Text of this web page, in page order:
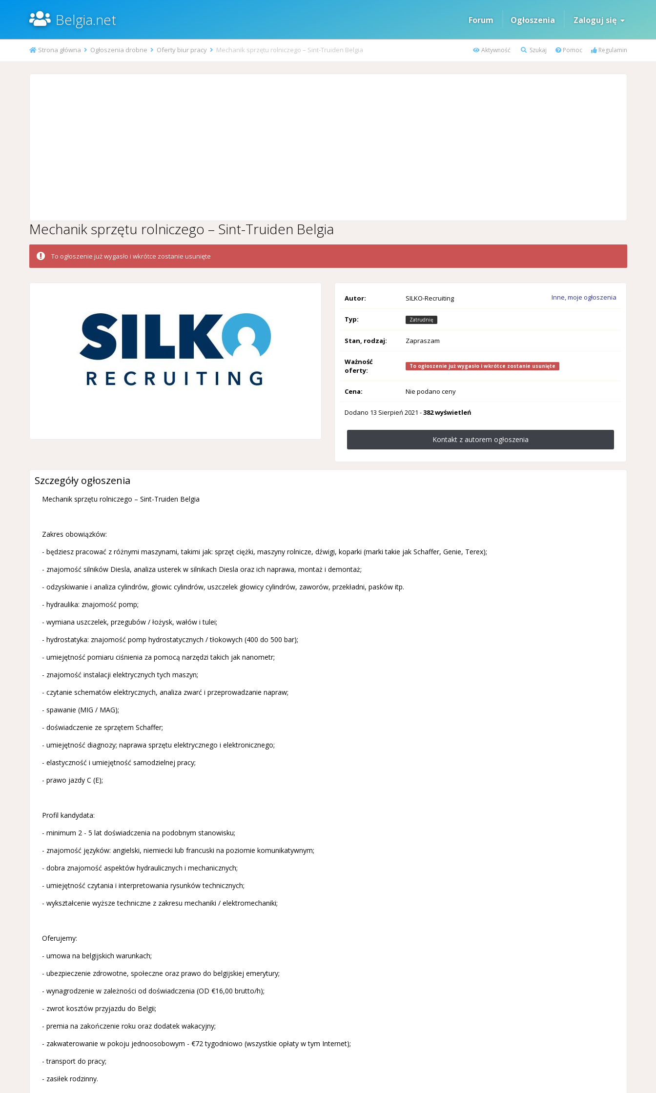
Belgia.net Forum Ogłoszenia Zaloguj się
Aktywność Szukaj Pomoc Regulamin
Strona główna Ogłoszenia drobne Oferty biur pracy Mechanik sprzętu rolniczego – Sint-Truiden Belgia
Mechanik sprzętu rolniczego – Sint-Truiden Belgia
To ogłoszenie już wygasło i wkrótce zostanie usunięte
Autor: SILKO-Recruiting Inne, moje ogłoszenia
Typ: Zatrudnię
Stan, rodzaj: Zapraszam
Ważność
oferty:
To ogłoszenie już wygasło i wkrótce zostanie usunięte
Cena: Nie podano ceny
Dodano 13 Sierpień 2021 -382 wyświetleń
Kontakt z autorem ogłoszenia
Szczegóły ogłoszenia
Mechanik sprzętu rolniczego – Sint-Truiden Belgia
Zakres obowiązków:
- będziesz pracować z różnymi maszynami, takimi jak: sprzęt ciężki, maszyny rolnicze, dźwigi, koparki (marki takie jak Schaffer, Genie, Terex);
- znajomość silników Diesla, analiza usterek w silnikach Diesla oraz ich naprawa, montaż i demontaż;
- odzyskiwanie i analiza cylindrów, głowic cylindrów, uszczelek głowicy cylindrów, zaworów, przekładni, pasków itp.
- hydraulika: znajomość pomp;
- wymiana uszczelek, przegubów / łożysk, wałów i tulei;
- hydrostatyka: znajomość pomp hydrostatycznych / tłokowych (400 do 500 bar);
- umiejętność pomiaru ciśnienia za pomocą narzędzi takich jak nanometr;
- znajomość instalacji elektrycznych tych maszyn;
- czytanie schematów elektrycznych, analiza zwarć i przeprowadzanie napraw;
- spawanie (MIG / MAG);
- doświadczenie ze sprzętem Schaffer;
- umiejętność diagnozy; naprawa sprzętu elektrycznego i elektronicznego;
- elastyczność i umiejętność samodzielnej pracy;
- prawo jazdy C (E);
Profil kandydata:
- minimum 2 - 5 lat doświadczenia na podobnym stanowisku;
- znajomość języków: angielski, niemiecki lub francuski na poziomie komunikatywnym;
- dobra znajomość aspektów hydraulicznych i mechanicznych;
- umiejętność czytania i interpretowania rysunków technicznych;
- wykształcenie wyższe techniczne z zakresu mechaniki / elektromechaniki;
Oferujemy:
- umowa na belgijskich warunkach;
- ubezpieczenie zdrowotne, społeczne oraz prawo do belgijskiej emerytury;
- wynagrodzenie w zależności od doświadczenia (OD €16,00 brutto/h);
- zwrot kosztów przyjazdu do Belgii;
- premia na zakończenie roku oraz dodatek wakacyjny;
- zakwaterowanie w pokoju jednoosobowym - €72 tygodniowo (wszystkie opłaty w tym Internet);
- transport do pracy;
- zasiłek rodzinny.